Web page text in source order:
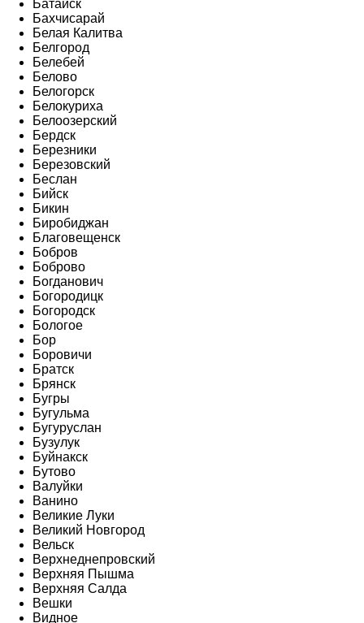
Батайск
Бахчисарай
Белая Калитва
Белгород
Белебей
Белово
Белогорск
Белокуриха
Белоозерский
Бердск
Березники
Березовский
Беслан
Бийск
Бикин
Биробиджан
Благовещенск
Бобров
Боброво
Богданович
Богородицк
Богородск
Бологое
Бор
Боровичи
Братск
Брянск
Бугры
Бугульма
Бугуруслан
Бузулук
Буйнакск
Бутово
Валуйки
Ванино
Великие Луки
Великий Новгород
Вельск
Верхнеднепровский
Верхняя Пышма
Верхняя Салда
Вешки
Видное